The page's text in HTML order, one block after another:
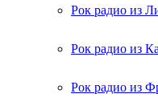
Рок радио из
Рок радио из
Рок радио из